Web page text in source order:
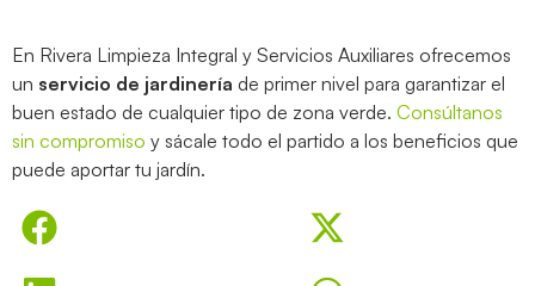
En Rivera Limpieza Integral y Servicios Auxiliares ofrecemos
un servicio de jardinería de primer nivel para garantizar el
buen estado de cualquier tipo de zona verde. Consúltanos
sin compromiso y sácale todo el partido a los beneficios que
puede aportar tu jardín.